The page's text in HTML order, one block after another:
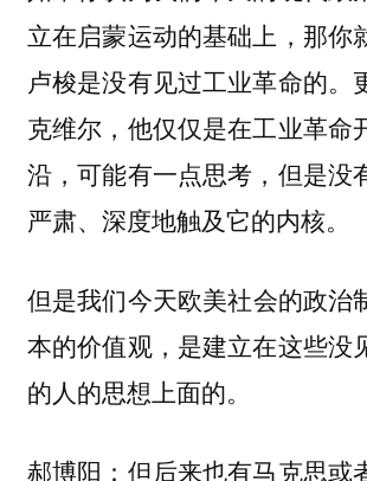
立在启蒙运动的基础上，那你
卢梭是没有见过工业革命的。
克维尔，他仅仅是在工业革命
沿，可能有一点思考，但是没
严肃、深度地触及它的内核。
但是我们今天欧美社会的政治
本的价值观，是建立在这些没
的人的思想上面的。
郝博阳：但后来也有马克思或